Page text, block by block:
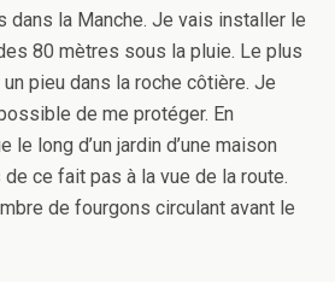
dans la Manche. Je vais installer le
80 mètres sous la pluie. Le plus
pieu dans la roche côtière. Je
de me protéger. En
le long d’un jardin d’une maison
ce fait pas à la vue de la route.
de fourgons circulant avant le